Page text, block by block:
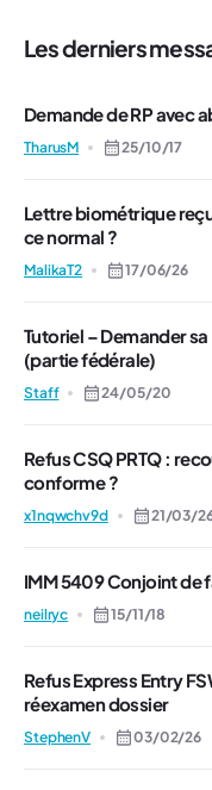
Les derniers
Demande de RP avec
TharusM 25/10/17
Lettre biométrique
ce normal ?
MalikaT2 17/06/26
Tutoriel – Demander
(partie fédérale)
Staff 24/05/20
Refus CSQ PRTQ :
conforme ?
x1nqwchv9d 21/03/
IMM 5409 Conjoint de
neilryc 15/11/18
Refus Express Entry
réexamen dossier
StephenV 03/02/26